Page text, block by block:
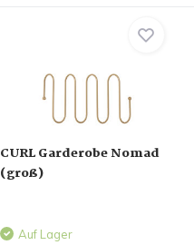
CURL Garderobe Nomad
(groß)
Auf Lager